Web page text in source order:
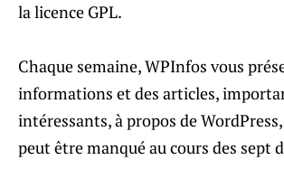
la licence GPL.
Chaque semaine, WPInfos vous
informations et des articles,
intéressants, à propos de
peut être manqué au cours des sept